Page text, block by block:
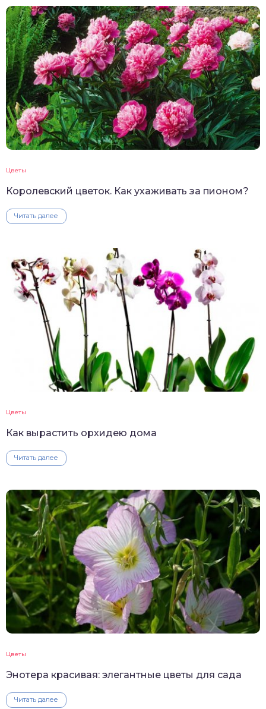
Цветы
Королевский цветок. Как ухаживать за пионом?
Читать далее
Цветы
Как вырастить орхидею дома
Читать далее
Цветы
Энотера красивая: элегантные цветы для сада
Читать далее